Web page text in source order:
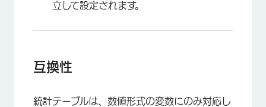
立して設定されます。
互換性
統計テーブルは、数値形式の変数にのみ対応し